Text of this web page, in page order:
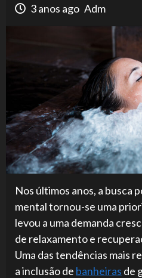
3 anos ago Adm
Nos últimos anos, a busca
mental tornou-se uma
levou a uma demanda
de relaxamento e
Uma das tendências mais
a inclusão de banheiras de